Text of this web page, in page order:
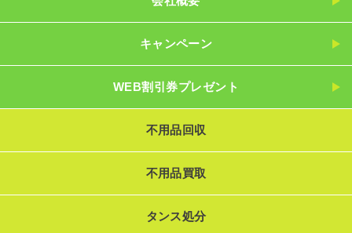
キャンペーン
WEB割引券プレゼント
不用品回収
不用品買取
タンス処分